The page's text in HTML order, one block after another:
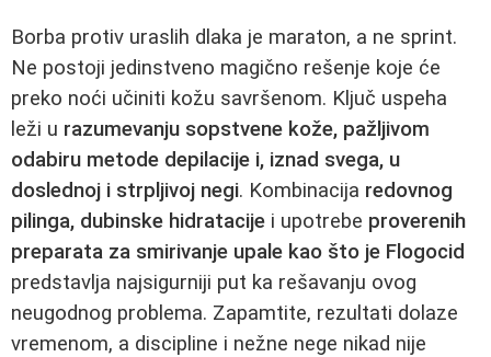
Borba protiv uraslih dlaka je maraton, a ne sprint.
Ne postoji jedinstveno magično rešenje koje će
preko noći učiniti kožu savršenom. Ključ uspeha
leži u razumevanju sopstvene kože, pažljivom
odabiru metode depilacije i, iznad svega, u
doslednoj i strpljivoj negi. Kombinacija redovnog
pilinga, dubinske hidratacije i upotrebe proverenih
preparata za smirivanje upale kao što je Flogocid
predstavlja najsigurniji put ka rešavanju ovog
neugodnog problema. Zapamtite, rezultati dolaze
vremenom, a discipline i nežne nege nikad nije